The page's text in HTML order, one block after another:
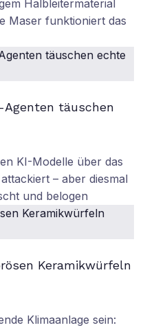
Halbleitermaterial
Maser funktioniert das
Agenten täuschen
KI-Modelle über das
– aber diesmal
und belogen
Keramikwürfeln
Klimaanlage sein: